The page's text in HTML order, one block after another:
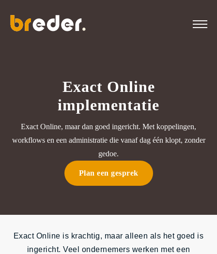
Contact
Exact Online
implementatie
Exact Online, maar dan goed ingericht. Met koppelingen,
workflows en een administratie die vanaf dag één klopt, zonder
gedoe.
Plan een gesprek
Exact Online is krachtig, maar alleen als het goed is
ingericht. Veel ondernemers werken met een